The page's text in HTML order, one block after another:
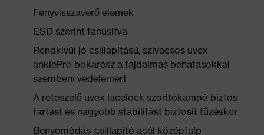
Fényvisszaverő elemek
ESD szerint tanúsítva
Rendkívül jó csillapítású, szivacsos uvex
anklePro bokarész a fájdalmas behatásokkal
szembeni védelemért
A reteszelő uvex lacelock szorítókampó biztos
tartást és nagyobb stabilitást biztosít fűzéskor
Benyomódás-csillapító acél középtalp